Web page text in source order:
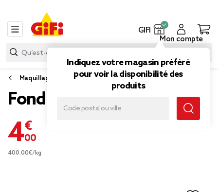
GIFI
Indiquez votre magasin préféré
pour voir la disponibilité des
produits
Mon compte
Maquillage
Fond de teint compact
4,00 €
400.00€/kg